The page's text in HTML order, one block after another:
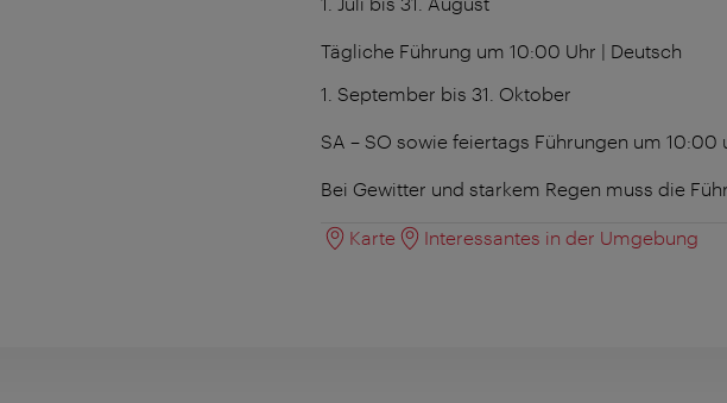
Tägliche Führung um 10:00 Uhr | Deutsch
1. September bis 31. Oktober
SA – SO sowie feiertags Führungen um 10:00
Bei Gewitter und starkem Regen muss die
Karte Interessantes in der Umgebung